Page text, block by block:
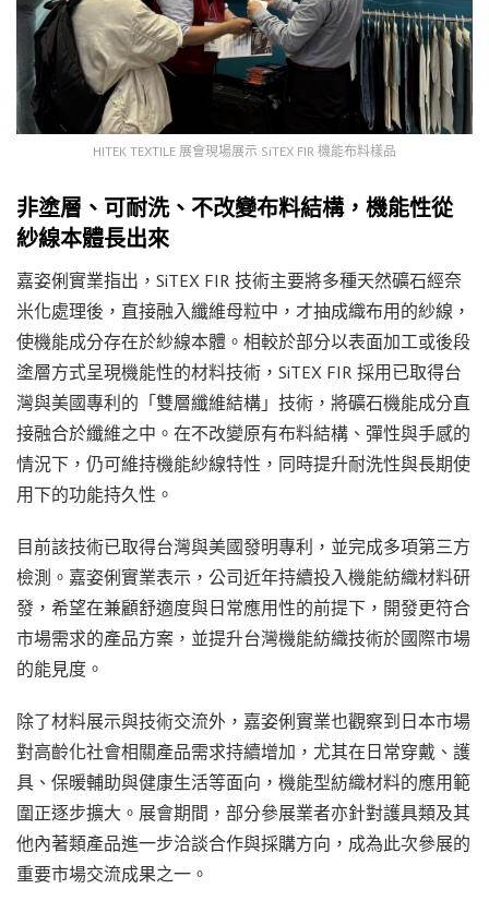
HITEK TEXTILE 展會現場展示 SiTEX FIR 機能布料樣品
非塗層、可耐洗、不改變布料結構，機能性從
紗線本體長出來
嘉姿俐實業指出，SiTEX FIR 技術主要將多種天然礦石經奈
米化處理後，直接融入纖維母粒中，才抽成織布用的紗線，
使機能成分存在於紗線本體。相較於部分以表面加工或後段
塗層方式呈現機能性的材料技術，SiTEX FIR 採用已取得台
灣與美國專利的「雙層纖維結構」技術，將礦石機能成分直
接融合於纖維之中。在不改變原有布料結構、彈性與手感的
情況下，仍可維持機能紗線特性，同時提升耐洗性與長期使
用下的功能持久性。
目前該技術已取得台灣與美國發明專利，並完成多項第三方
檢測。嘉姿俐實業表示，公司近年持續投入機能紡織材料研
發，希望在兼顧舒適度與日常應用性的前提下，開發更符合
市場需求的產品方案，並提升台灣機能紡織技術於國際市場
的能見度。
除了材料展示與技術交流外，嘉姿俐實業也觀察到日本市場
對高齡化社會相關產品需求持續增加，尤其在日常穿戴、護
具、保暖輔助與健康生活等面向，機能型紡織材料的應用範
圍正逐步擴大。展會期間，部分參展業者亦針對護具類及其
他內著類產品進一步洽談合作與採購方向，成為此次參展的
重要市場交流成果之一。